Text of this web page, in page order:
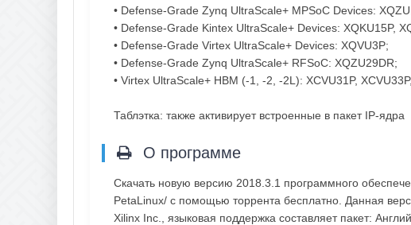
• Defense-Grade Zynq UltraScale+ MPSoC Devices:
• Defense-Grade Kintex UltraScale+ Devices: XQKU15P,
• Defense-Grade Virtex UltraScale+ Devices: XQVU3P;
• Defense-Grade Zynq UltraScale+ RFSoC: XQZU29DR;
• Virtex UltraScale+ HBM (-1, -2, -2L): XCVU31P,
Таблэтка: также активирует встроенные в пакет IP-ядра
О программе
Скачать новую версию 2018.3.1 программного
PetaLinux/ с помощью торрента бесплатно. Данная
Xilinx Inc., языковая поддержка составляет пакет: